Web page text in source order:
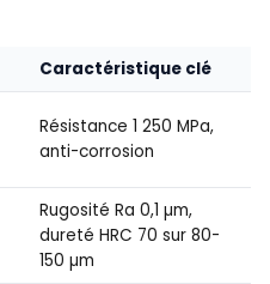
Caractéristique clé
Résistance 1 250 MPa,
anti-corrosion
Rugosité Ra 0,1 µm,
dureté HRC 70 sur 80-
150 µm